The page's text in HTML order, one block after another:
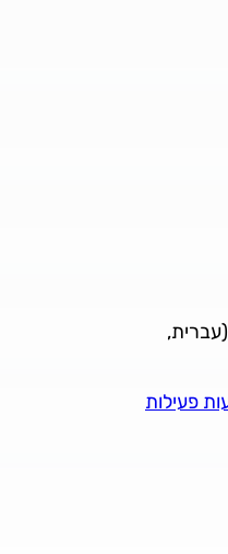
(עברית,
פעילות